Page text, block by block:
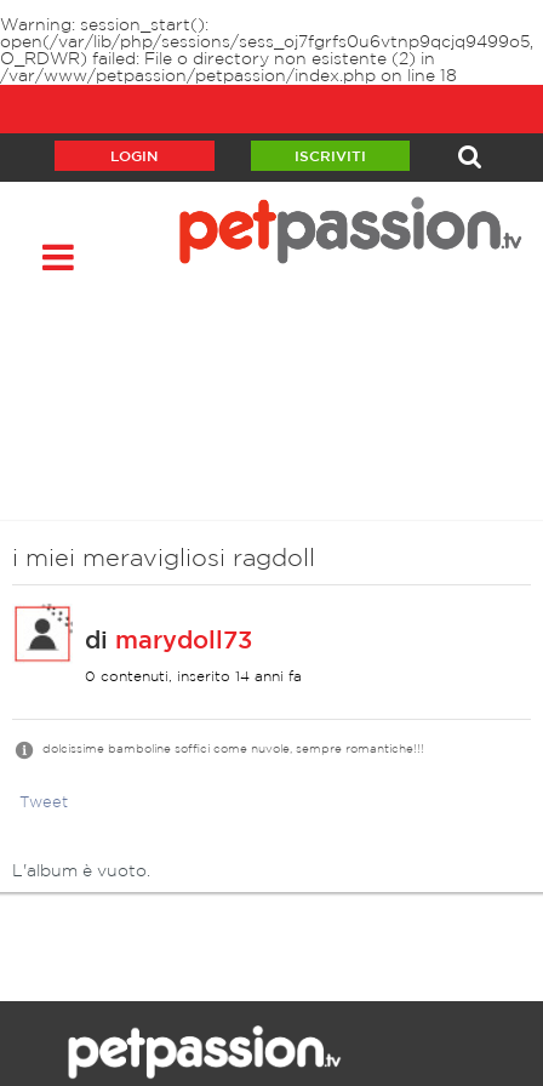
Warning: session_start():
open(/var/lib/php/sessions/sess_oj7fgrfs0u6vtnp9qcjq9499o5,
O_RDWR) failed: File o directory non esistente (2) in
/var/www/petpassion/petpassion/index.php on line 18
LOGIN ISCRIVITI
i miei meravigliosi ragdoll
di marydoll73
0 contenuti, inserito 14 anni fa
dolcissime bamboline soffici come nuvole, sempre romantiche!!!
Tweet
L'album è vuoto.